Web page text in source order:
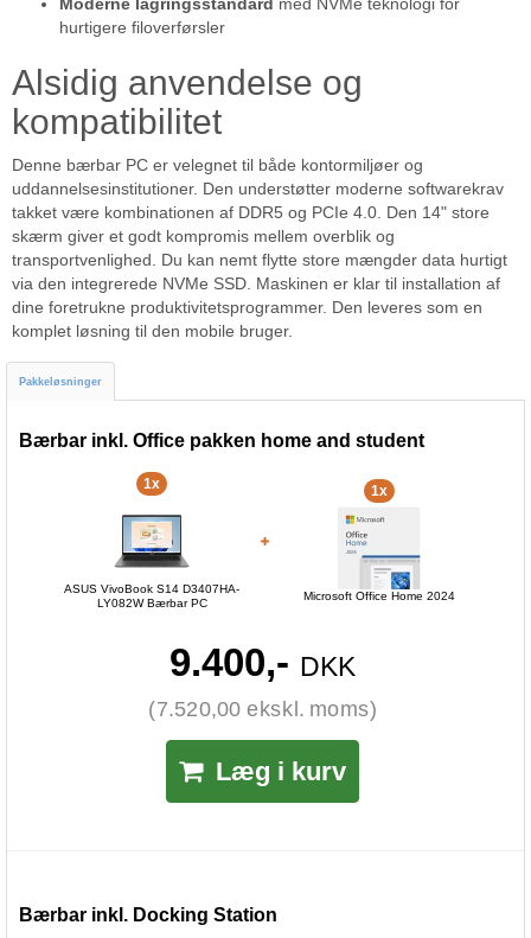
hurtigere filoverførsler
Alsidig anvendelse og
kompatibilitet
Denne bærbar PC er velegnet til både kontormiljøer og
uddannelsesinstitutioner. Den understøtter moderne softwarekrav
takket være kombinationen af DDR5 og PCIe 4.0. Den 14" store
skærm giver et godt kompromis mellem overblik og
transportvenlighed. Du kan nemt flytte store mængder data hurtigt
via den integrerede NVMe SSD. Maskinen er klar til installation af
dine foretrukne produktivitetsprogrammer. Den leveres som en
komplet løsning til den mobile bruger.
Pakkeløsninger
Bærbar inkl. Office pakken home and student
1x
ASUS VivoBook S14 D3407HA-
LY082W Bærbar PC
1x
Microsoft Office Home 2024
9.400,- DKK
(7.520,00 ekskl. moms)
Læg i kurv
Bærbar inkl. Docking Station